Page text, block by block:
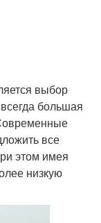
выбор
большая
все
этом имея
низкую